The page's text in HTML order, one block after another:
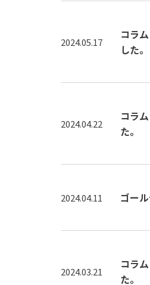
2024.05.17
コラ
した。
2024.04.22
コラ
た。
2024.04.11 ゴー
2024.03.21
コラ
た。